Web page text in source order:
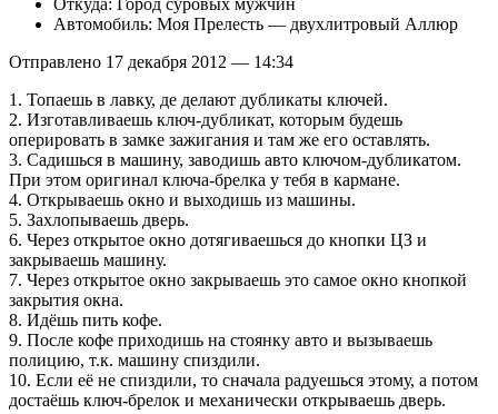
Автомобиль: Моя Прелесть — двухлитровый Аллюр
Отправлено 17 декабря 2012 — 14:34
1. Топаешь в лавку, де делают дубликаты ключей.
2. Изготавливаешь ключ-дубликат, которым будешь
оперировать в замке зажигания и там же его оставлять.
3. Садишься в машину, заводишь авто ключом-дубликатом.
При этом оригинал ключа-брелка у тебя в кармане.
4. Открываешь окно и выходишь из машины.
5. Захлопываешь дверь.
6. Через открытое окно дотягиваешься до кнопки ЦЗ и
закрываешь машину.
7. Через открытое окно закрываешь это самое окно кнопкой
закрытия окна.
8. Идёшь пить кофе.
9. После кофе приходишь на стоянку авто и вызываешь
полицию, т.к. машину спиздили.
10. Если её не спиздили, то сначала радуешься этому, а потом
достаёшь ключ-брелок и механически открываешь дверь.